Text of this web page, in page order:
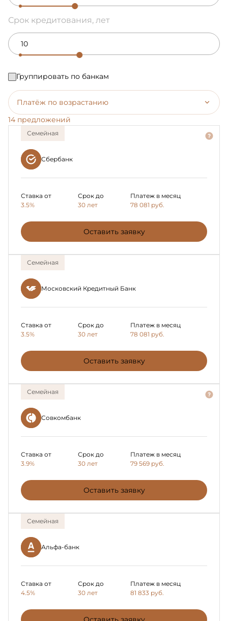
Срок кредитования, лет
Группировать по банкам
Платёж по возрастанию
14 предложений
Семейная
Сбербанк
Ставка от
3.5%
Срок до
30 лет
Платеж в месяц
78 081 руб.
Оставить заявку
Семейная
Московский Кредитный Банк
Ставка от
3.5%
Срок до
30 лет
Платеж в месяц
78 081 руб.
Оставить заявку
Семейная
Совкомбанк
Ставка от
3.9%
Срок до
30 лет
Платеж в месяц
79 569 руб.
Оставить заявку
Семейная
Альфа-банк
Ставка от
4.5%
Срок до
30 лет
Платеж в месяц
81 833 руб.